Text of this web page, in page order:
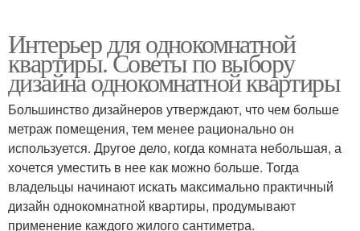
Интерьер для однокомнатной
квартиры. Советы по выбору
дизайна однокомнатной квартиры
Большинство дизайнеров утверждают, что чем больше
метраж помещения, тем менее рационально он
используется. Другое дело, когда комната небольшая, а
хочется уместить в нее как можно больше. Тогда
владельцы начинают искать максимально практичный
дизайн однокомнатной квартиры, продумывают
применение каждого жилого сантиметра.